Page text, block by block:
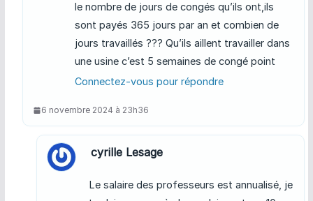
le nombre de jours de congés qu’ils ont,ils
sont payés 365 jours par an et combien de
jours travaillés ??? Qu’ils aillent travailler dans
une usine c’est 5 semaines de congé point
Connectez-vous pour répondre
6 novembre 2024 à 23h36
cyrille Lesage
Le salaire des professeurs est annualisé, je